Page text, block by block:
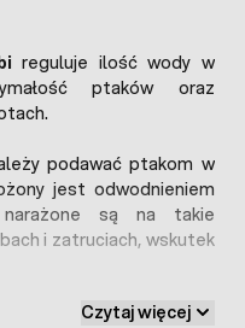
reguluje ilość wody w
ptaków oraz
podawać ptakom w
jest odwodnieniem
narażone są na takie
i zatruciach, wskutek
Czytaj więcej